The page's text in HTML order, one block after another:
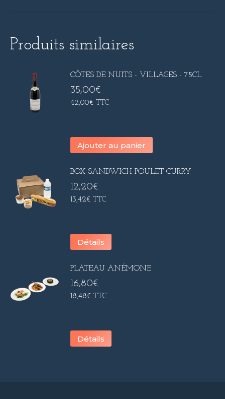
Produits similaires
CÔTES DE NUITS - VILLAGES - 75CL
35,00€
42,00€ TTC
Ajouter au panier
BOX SANDWICH POULET CURRY
12,20€
13,42€ TTC
Détails
PLATEAU ANÉMONE
16,80€
18,48€ TTC
Détails